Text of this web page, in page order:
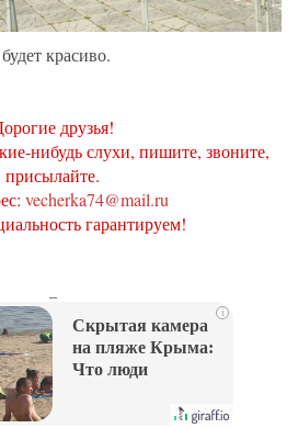
красиво.
друзья!
нибудь слухи, пишите, звоните,
присылайте.
vecherka74@mail.ru
гарантируем!
i
Скрытая камера
на пляже Крыма:
Что люди
их не видят...